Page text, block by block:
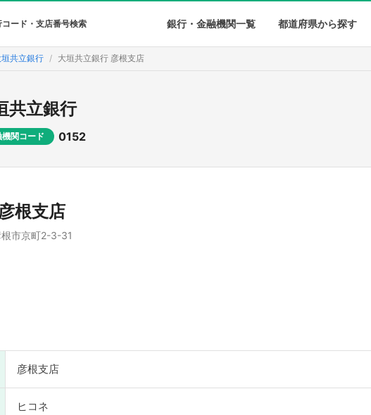
コード・支店番号検索 銀行・金融機関一覧 都道府県から探す
垣共立銀行 大垣共立銀行 彦根支店
共立銀行
機関コード 0152
根支店
市京町2-3-31
彦根支店
ヒコネ